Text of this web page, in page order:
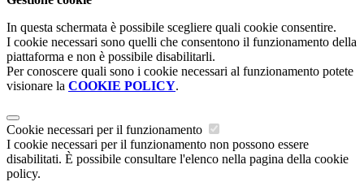
In questa schermata è possibile scegliere quali cookie consentire.
I cookie necessari sono quelli che consentono il funzionamento della
piattaforma e non è possibile disabilitarli.
Per conoscere quali sono i cookie necessari al funzionamento potete
visionare la COOKIE POLICY.
Cookie necessari per il funzionamento
I cookie necessari per il funzionamento non possono essere
disabilitati. È possibile consultare l'elenco nella pagina della cookie
policy.